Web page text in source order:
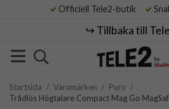
Officiell Tele2-butik
↪️ Tillbaka till
Startsida / Varumärken / Puro /
Trådlös Högtalare Compact Mag Go